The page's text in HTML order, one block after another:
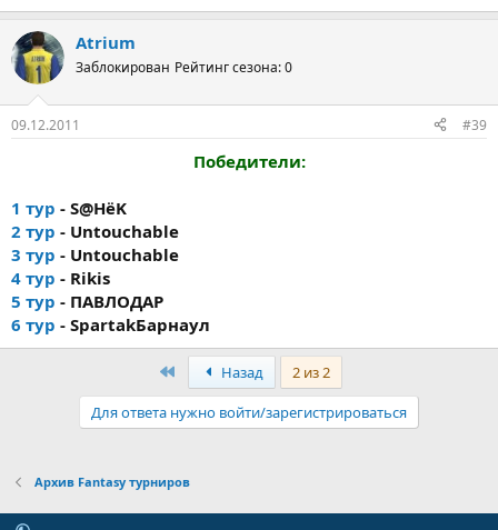
Atrium
Заблокирован Рейтинг сезона: 0
09.12.2011 #39
Победители:
1 тур - S@HёK
2 тур - Untouchable
3 тур - Untouchable
4 тур - Rikis
5 тур - ПАВЛОДАР
6 тур - SpartakБарнаул
ПервыйНазад
2 из 2
Для ответа нужно войти/зарегистрироваться
Архив Fantasy турниров